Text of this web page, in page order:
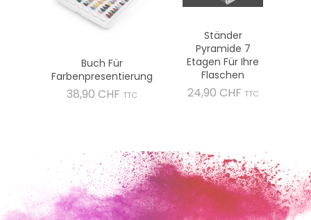
Buch Für
Farbenpresentierung
38,90 CHF Preis
TTC
Ständer
Pyramide 7
Etagen Für Ihre
Flaschen
24,90 CHF Preis
TTC